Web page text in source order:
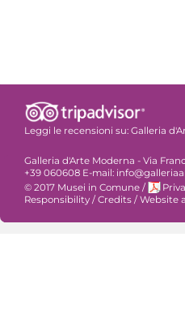
Leggi le recensioni su: Galleria
Galleria d'Arte Moderna - Via
+39 060608 E-mail:
© 2017 Musei in Comune /
Responsibility / Credits / Website